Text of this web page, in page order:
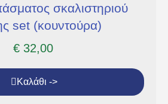
σκαλιστηριού
set (κουντούρα)
€32,00
Καλάθι ->